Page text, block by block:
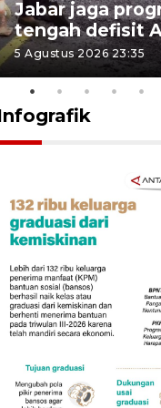
Jabar jaga
tengah defisit
5 Agustus 2026 23:35